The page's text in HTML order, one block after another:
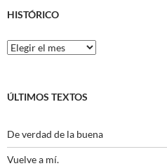
HISTÓRICO
Histórico
ÚLTIMOS TEXTOS
De verdad de la buena
Vuelve a mí.